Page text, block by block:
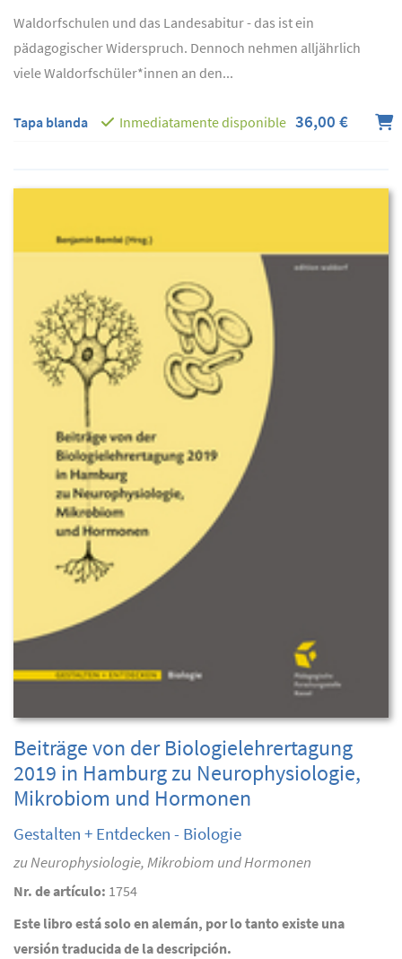
Waldorfschulen und das Landesabitur - das ist ein
pädagogischer Widerspruch. Dennoch nehmen alljährlich
viele Waldorfschüler*innen an den...
Tapa blanda Inmediatamente disponible 36,00 €
Beiträge von der Biologielehrertagung
2019 in Hamburg zu Neurophysiologie,
Mikrobiom und Hormonen
Gestalten + Entdecken - Biologie
zu Neurophysiologie, Mikrobiom und Hormonen
Nr. de artículo: 1754
Este libro está solo en alemán, por lo tanto existe una
versión traducida de la descripción.